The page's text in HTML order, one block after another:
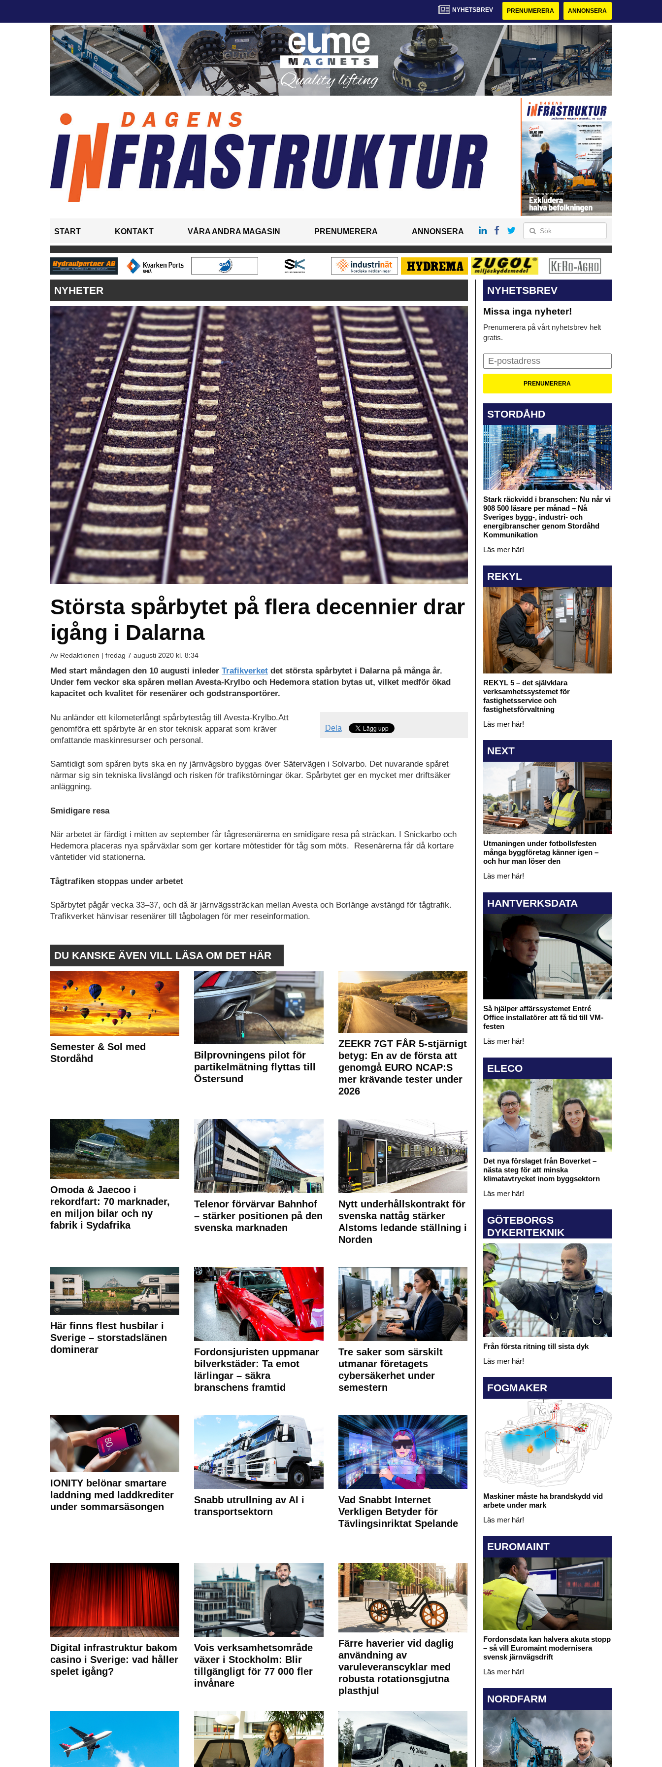
NYHETSBREV PRENUMERERA ANNONSERA
START KONTAKT VÅRA ANDRA MAGASIN PRENUMERERA ANNONSERA
NYHETER
Största spårbytet på flera decennier drar
igång i Dalarna
Av Redaktionen | fredag 7 augusti 2020 kl. 8:34
Med start måndagen den 10 augusti inleder Trafikverket det största spårbytet i Dalarna på många år.
Under fem veckor ska spåren mellan Avesta-Krylbo och Hedemora station bytas ut, vilket medför ökad
kapacitet och kvalitet för resenärer och godstransportörer.
Dela
Nu anländer ett kilometerlångt spårbyteståg till Avesta-Krylbo.Att
genomföra ett spårbyte är en stor teknisk apparat som kräver
omfattande maskinresurser och personal.
Samtidigt som spåren byts ska en ny järnvägsbro byggas över Sätervägen i Solvarbo. Det nuvarande spåret
närmar sig sin tekniska livslängd och risken för trafikstörningar ökar. Spårbytet ger en mycket mer driftsäker
anläggning.
Smidigare resa
När arbetet är färdigt i mitten av september får tågresenärerna en smidigare resa på sträckan. I Snickarbo och
Hedemora placeras nya spårväxlar som ger kortare mötestider för tåg som möts. Resenärerna får då kortare
väntetider vid stationerna.
Tågtrafiken stoppas under arbetet
Spårbytet pågår vecka 33–37, och då är järnvägssträckan mellan Avesta och Borlänge avstängd för tågtrafik.
Trafikverket hänvisar resenärer till tågbolagen för mer reseinformation.
DU KANSKE ÄVEN VILL LÄSA OM DET HÄR
Semester & Sol med
Stordåhd
Bilprovningens pilot för
partikelmätning flyttas till
Östersund
ZEEKR 7GT FÅR 5-stjärnigt
betyg: En av de första att
genomgå EURO NCAP:S
mer krävande tester under
2026
Omoda & Jaecoo i
rekordfart: 70 marknader,
en miljon bilar och ny
fabrik i Sydafrika
Telenor förvärvar Bahnhof
– stärker positionen på den
svenska marknaden
Nytt underhållskontrakt för
svenska nattåg stärker
Alstoms ledande ställning i
Norden
Här finns flest husbilar i
Sverige – storstadslänen
dominerar
Fordonsjuristen uppmanar
bilverkstäder: Ta emot
lärlingar – säkra
branschens framtid
Tre saker som särskilt
utmanar företagets
cybersäkerhet under
semestern
IONITY belönar smartare
laddning med laddkrediter
under sommarsäsongen
Snabb utrullning av AI i
transportsektorn
Vad Snabbt Internet
Verkligen Betyder för
Tävlingsinriktat Spelande
Digital infrastruktur bakom
casino i Sverige: vad håller
spelet igång?
Vois verksamhetsområde
växer i Stockholm: Blir
tillgängligt för 77 000 fler
invånare
Färre haverier vid daglig
användning av
varuleveranscyklar med
robusta rotationsgjutna
plasthjul
NYHETSBREV
Missa inga nyheter!
Prenumerera på vårt nyhetsbrev helt
gratis.
STORDÅHD
Stark räckvidd i branschen: Nu når vi
908 500 läsare per månad – Nå
Sveriges bygg-, industri- och
energibranscher genom Stordåhd
Kommunikation
Läs mer här!
REKYL
REKYL 5 – det självklara
verksamhetssystemet för
fastighetsservice och
fastighetsförvaltning
Läs mer här!
NEXT
Utmaningen under fotbollsfesten
många byggföretag känner igen –
och hur man löser den
Läs mer här!
HANTVERKSDATA
Så hjälper affärssystemet Entré
Office installatörer att få tid till VM-
festen
Läs mer här!
ELECO
Det nya förslaget från Boverket –
nästa steg för att minska
klimatavtrycket inom byggsektorn
Läs mer här!
GÖTEBORGS
DYKERITEKNIK
Från första ritning till sista dyk
Läs mer här!
FOGMAKER
Maskiner måste ha brandskydd vid
arbete under mark
Läs mer här!
EUROMAINT
Fordonsdata kan halvera akuta stopp
– så vill Euromaint modernisera
svensk järnvägsdrift
Läs mer här!
NORDFARM